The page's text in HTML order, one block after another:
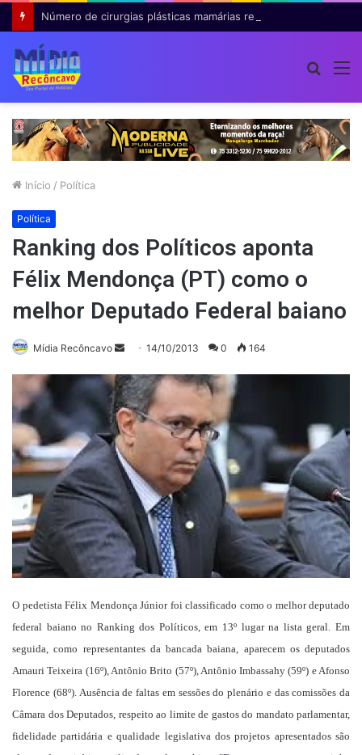
Início / Política
Política
Ranking dos Políticos aponta
Félix Mendonça (PT) como o
melhor Deputado Federal baiano
Mídia Recôncavo
Mande
e-
mail
14/10/2013 0 164
O pedetista Félix Mendonça Júnior foi classificado como o melhor deputado
federal baiano no Ranking dos Políticos, em 13º lugar na lista geral. Em
seguida, como representantes da bancada baiana, aparecem os deputados
Amauri Teixeira (16º), Antônio Brito (57º), Antônio Imbassahy (59º) e Afonso
Florence (68º). Ausência de faltas em sessões do plenário e das comissões da
Câmara dos Deputados, respeito ao limite de gastos do mandato parlamentar,
fidelidade partidária e qualidade legislativa dos projetos apresentados são